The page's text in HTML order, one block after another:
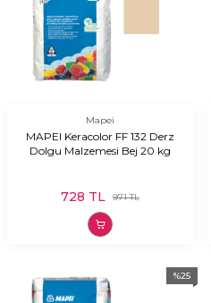
Mapei
MAPEI Keracolor FF 132 Derz
Dolgu Malzemesi Bej 20 kg
971TL
728 TL
%25